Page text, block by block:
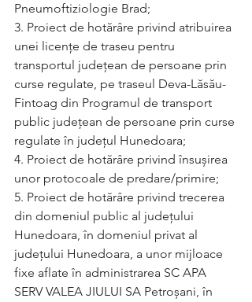
Pneumoftiziologie Brad;
3. Proiect de hotărâre privind atribuirea
unei licențe de traseu pentru
transportul județean de persoane prin
curse regulate, pe traseul Deva-Lăsău-
Fintoag din Programul de transport
public județean de persoane prin curse
regulate în județul Hunedoara;
4. Proiect de hotărâre privind însușirea
unor protocoale de predare/primire;
5. Proiect de hotărâre privind trecerea
din domeniul public al județului
Hunedoara, în domeniul privat al
județului Hunedoara, a unor mijloace
fixe aflate în administrarea SC APA
SERV VALEA JIULUI SA Petroșani, în